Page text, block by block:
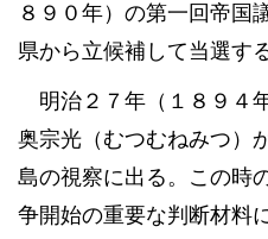
８９０年）の第一回帝国
県から立候補して当選する
明治２７年（１８９４
奥宗光（むつむねみつ）
島の視察に出る。この時
争開始の重要な判断材料